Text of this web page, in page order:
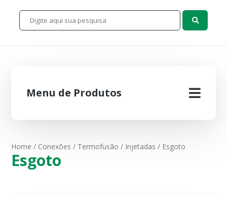
Menu de Produtos
Home / Conexões / Termofusão / Injetadas / Esgoto
Esgoto